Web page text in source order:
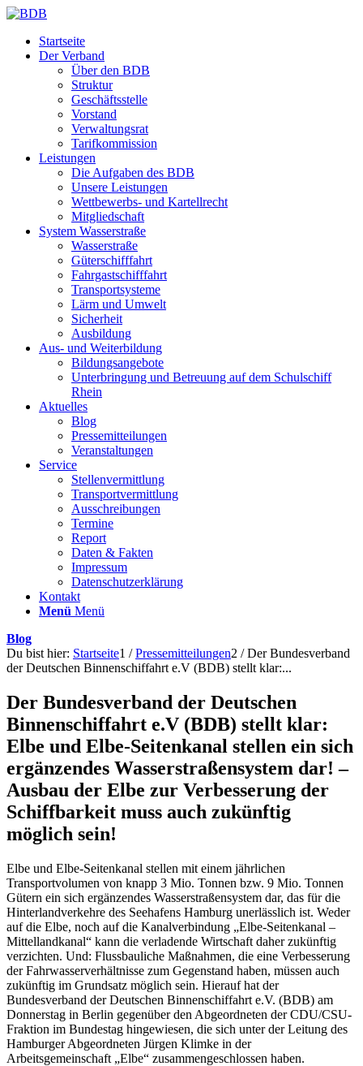
Startseite
Der Verband
Über den BDB
Struktur
Geschäftsstelle
Vorstand
Verwaltungsrat
Tarifkommission
Leistungen
Die Aufgaben des BDB
Unsere Leistungen
Wettbewerbs- und Kartellrecht
Mitgliedschaft
System Wasserstraße
Wasserstraße
Güterschifffahrt
Fahrgastschifffahrt
Transportsysteme
Lärm und Umwelt
Sicherheit
Ausbildung
Aus- und Weiterbildung
Bildungsangebote
Unterbringung und Betreuung auf dem Schulschiff
Rhein
Aktuelles
Blog
Pressemitteilungen
Veranstaltungen
Service
Stellenvermittlung
Transportvermittlung
Ausschreibungen
Termine
Report
Daten & Fakten
Impressum
Datenschutzerklärung
Kontakt
Menü Menü
Blog
Du bist hier: Startseite1 / Pressemitteilungen2 / Der Bundesverband
der Deutschen Binnenschiffahrt e.V (BDB) stellt klar:...
Der Bundesverband der Deutschen
Binnenschiffahrt e.V (BDB) stellt klar:
Elbe und Elbe-Seitenkanal stellen ein sich
ergänzendes Wasserstraßensystem dar! –
Ausbau der Elbe zur Verbesserung der
Schiffbarkeit muss auch zukünftig
möglich sein!
Elbe und Elbe-Seitenkanal stellen mit einem jährlichen
Transportvolumen von knapp 3 Mio. Tonnen bzw. 9 Mio. Tonnen
Gütern ein sich ergänzendes Wasserstraßensystem dar, das für die
Hinterlandverkehre des Seehafens Hamburg unerlässlich ist. Weder
auf die Elbe, noch auf die Kanalverbindung „Elbe-Seitenkanal –
Mittellandkanal“ kann die verladende Wirtschaft daher zukünftig
verzichten. Und: Flussbauliche Maßnahmen, die eine Verbesserung
der Fahrwasserverhältnisse zum Gegenstand haben, müssen auch
zukünftig im Grundsatz möglich sein. Hierauf hat der
Bundesverband der Deutschen Binnenschiffahrt e.V. (BDB) am
Donnerstag in Berlin gegenüber den Abgeordneten der CDU/CSU-
Fraktion im Bundestag hingewiesen, die sich unter der Leitung des
Hamburger Abgeordneten Jürgen Klimke in der
Arbeitsgemeinschaft „Elbe“ zusammengeschlossen haben.